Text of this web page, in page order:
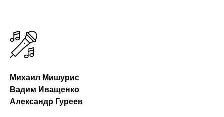
Михаил Мишурис
Вадим Иващенко
Александр Гуреев